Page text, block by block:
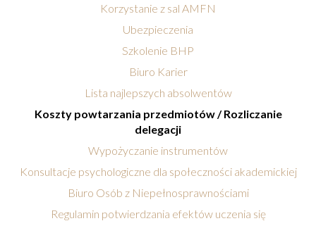
Korzystanie z sal AMFN
Ubezpieczenia
Szkolenie BHP
Biuro Karier
Lista najlepszych absolwentów
Koszty powtarzania przedmiotów / Rozliczanie
delegacji
Wypożyczanie instrumentów
Konsultacje psychologiczne dla społeczności akademickiej
Biuro Osób z Niepełnosprawnościami
Regulamin potwierdzania efektów uczenia się